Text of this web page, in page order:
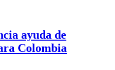
ayuda de
Colombia